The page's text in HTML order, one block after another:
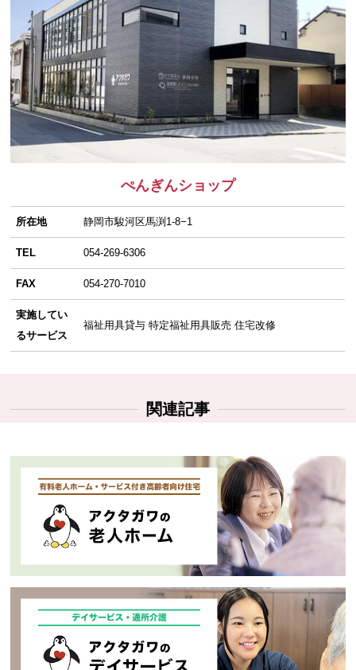
ぺんぎんショップ
所在地 静岡市駿河区馬渕1-8−1
TEL 054-269-6306
FAX 054-270-7010
実施してい
るサービス
福祉用具貸与 特定福祉用具販売 住宅改修
関連記事